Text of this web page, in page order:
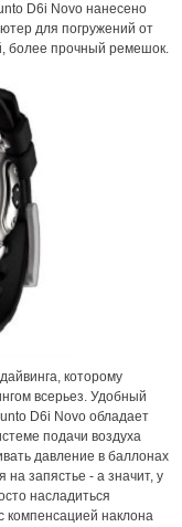
D6i Novo нанесено
для погружений от
более прочный ремешок.
которому
всерьез. Удобный
D6i Novo обладает
подачи воздуха
давление в баллонах
на запястье - а значит, у
насладиться
компенсацией наклона